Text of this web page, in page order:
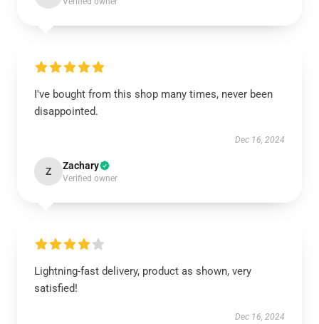
I've bought from this shop many times, never been
disappointed.
Dec 16, 2024
Z Zachary
Verified owner
Lightning-fast delivery, product as shown, very
satisfied!
Dec 16, 2024